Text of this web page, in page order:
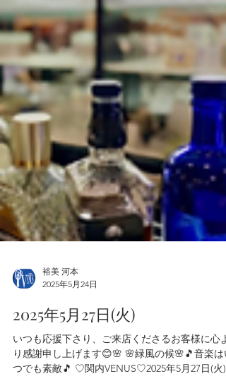
裕美 河本
2025年5月24日
2025年5月27日(火)